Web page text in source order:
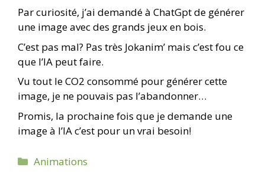
Par curiosité, j’ai demandé à ChatGpt de générer
une image avec des grands jeux en bois.
C’est pas mal? Pas très Jokanim’ mais c’est fou ce
que l’IA peut faire.
Vu tout le CO2 consommé pour générer cette
image, je ne pouvais pas l’abandonner…
Promis, la prochaine fois que je demande une
image à l’IA c’est pour un vrai besoin!
Catégories
Animations